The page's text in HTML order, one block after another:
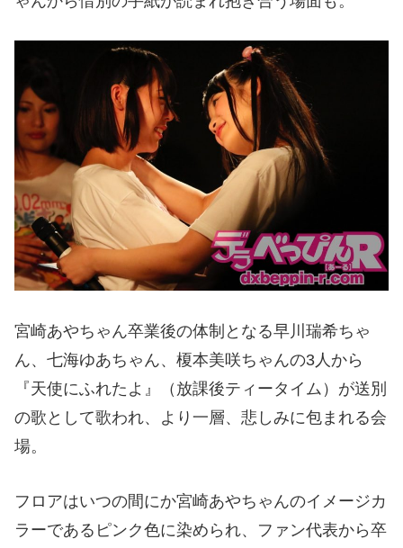
宮崎あやちゃん卒業後の体制となる早川瑞希ちゃ
ん、七海ゆあちゃん、榎本美咲ちゃんの3人から
『天使にふれたよ』（放課後ティータイム）が送別
の歌として歌われ、より一層、悲しみに包まれる会
場。
フロアはいつの間にか宮崎あやちゃんのイメージカ
ラーであるピンク色に染められ、ファン代表から卒